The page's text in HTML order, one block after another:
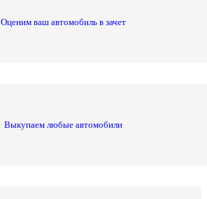
Оценим ваш автомобиль в зачет
Выкупаем любые автомобили